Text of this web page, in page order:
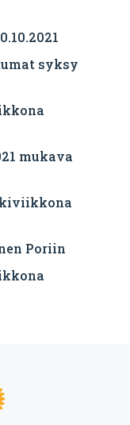
syksy
mukava
Poriin